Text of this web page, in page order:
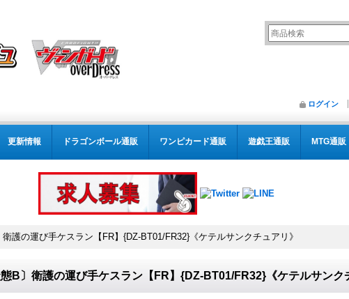
ログイン
更新情報 ドラゴンボール通販 ワンピカード通販 遊戯王通販 MTG通販
護の運び手ケスラン【FR】{DZ-BT01/FR32}《ケテルサンクチュアリ》
B〕衛護の運び手ケスラン【FR】{DZ-BT01/FR32}《ケテルサンク